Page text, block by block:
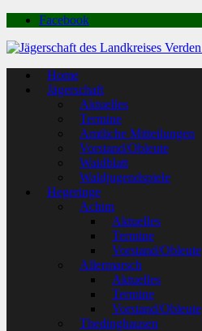
Facebook
Home
Jägerschaft
Aktuelles
Termine
Amtliche Mitteilungen
Vorstand/Obleute
Waidblatt
Waldjugendspiele
Hegeringe
Achim
Aktuelles
Termine
Vorstand/Obleute
Allermarsch
Aktuelles
Termine
Vorstand/Obleute
Thedinghausen